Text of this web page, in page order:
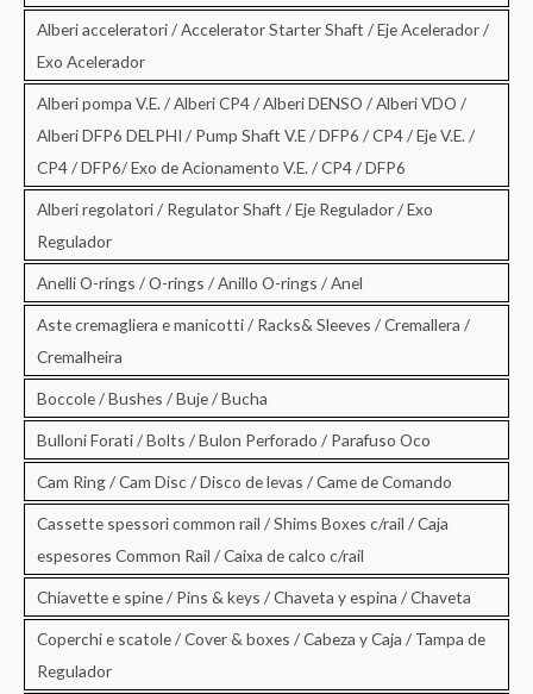
Alberi acceleratori / Accelerator Starter Shaft / Eje Acelerador /
Exo Acelerador
Alberi pompa V.E. / Alberi CP4 / Alberi DENSO / Alberi VDO /
Alberi DFP6 DELPHI / Pump Shaft V.E / DFP6 / CP4 / Eje V.E. /
CP4 / DFP6/ Exo de Acionamento V.E. / CP4 / DFP6
Alberi regolatori / Regulator Shaft / Eje Regulador / Exo
Regulador
Anelli O-rings / O-rings / Anillo O-rings / Anel
Aste cremagliera e manicotti / Racks& Sleeves / Cremallera /
Cremalheira
Boccole / Bushes / Buje / Bucha
Bulloni Forati / Bolts / Bulon Perforado / Parafuso Oco
Cam Ring / Cam Disc / Disco de levas / Came de Comando
Cassette spessori common rail / Shims Boxes c/rail / Caja
espesores Common Rail / Caixa de calco c/rail
Chiavette e spine / Pins & keys / Chaveta y espina / Chaveta
Coperchi e scatole / Cover & boxes / Cabeza y Caja / Tampa de
Regulador